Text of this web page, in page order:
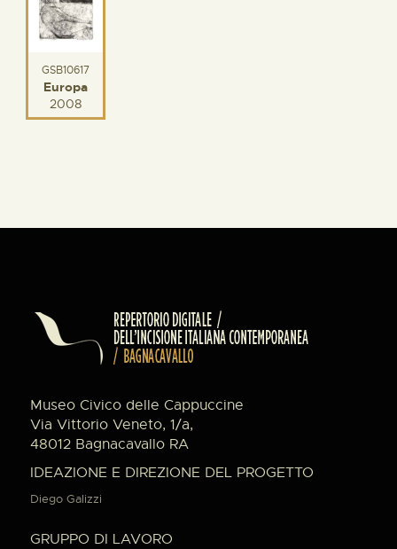
GSB10617
Europa
2008
Museo Civico delle Cappuccine
Via Vittorio Veneto, 1/a,
48012 Bagnacavallo RA
IDEAZIONE E DIREZIONE DEL PROGETTO
Diego Galizzi
GRUPPO DI LAVORO